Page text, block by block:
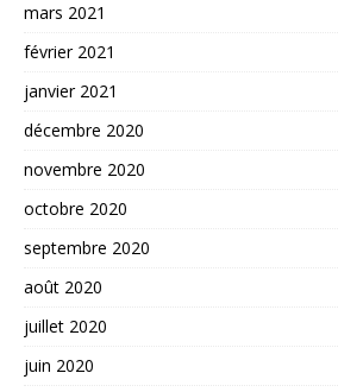
mars 2021
février 2021
janvier 2021
décembre 2020
novembre 2020
octobre 2020
septembre 2020
août 2020
juillet 2020
juin 2020